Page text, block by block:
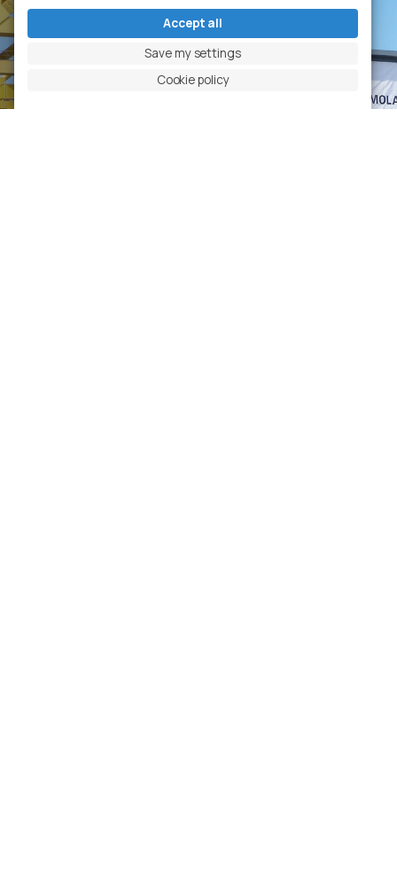
We move and lift your
Accept all
Save my settings
Cookie policy